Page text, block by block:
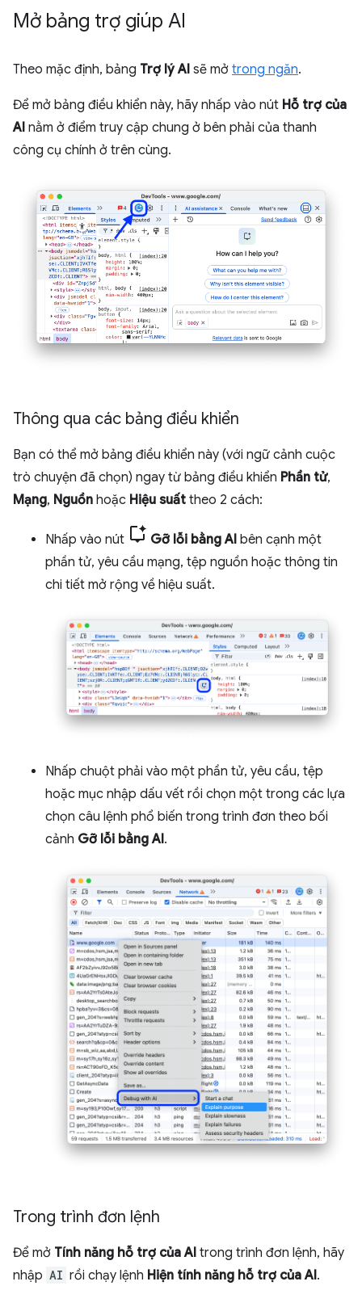
Mở bảng trợ giúp AI
Theo mặc định, bảng Trợ lý AI sẽ mở trong ngăn.
Để mở bảng điều khiển này, hãy nhấp vào nút Hỗ trợ của
AI nằm ở điểm truy cập chung ở bên phải của thanh
công cụ chính ở trên cùng.
Thông qua các bảng điều khiển
Bạn có thể mở bảng điều khiển này (với ngữ cảnh cuộc
trò chuyện đã chọn) ngay từ bảng điều khiển Phần tử,
Mạng, Nguồn hoặc Hiệu suất theo 2 cách:
Nhấp vào nút Gỡ lỗi bằng AI bên cạnh một
phần tử, yêu cầu mạng, tệp nguồn hoặc thông tin
chi tiết mở rộng về hiệu suất.
Nhấp chuột phải vào một phần tử, yêu cầu, tệp
hoặc mục nhập dấu vết rồi chọn một trong các lựa
chọn câu lệnh phổ biến trong trình đơn theo bối
cảnh Gỡ lỗi bằng AI.
Trong trình đơn lệnh
Để mở Tính năng hỗ trợ của AI trong trình đơn lệnh, hãy
nhập AI rồi chạy lệnh Hiện tính năng hỗ trợ của AI.